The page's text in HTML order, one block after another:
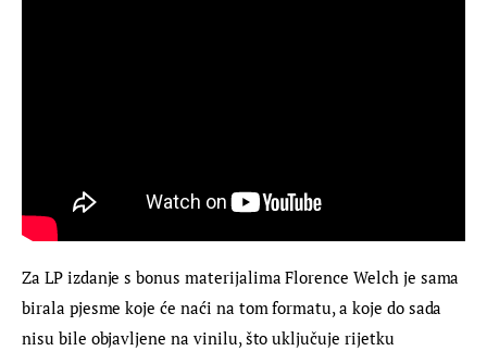
Za LP izdanje s bonus materijalima Florence Welch je sama
birala pjesme koje će naći na tom formatu, a koje do sada
nisu bile objavljene na vinilu, što uključuje rijetku